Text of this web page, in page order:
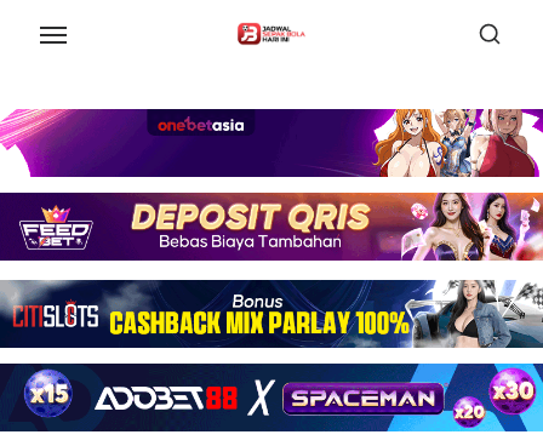
content